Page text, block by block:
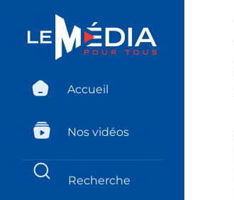
Accueil
Nos vidéos